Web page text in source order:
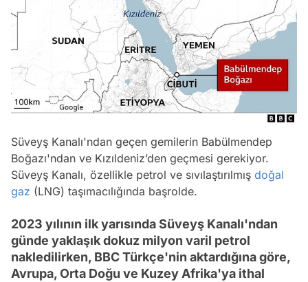
Süveyş Kanalı'ndan geçen gemilerin Babülmendep
Boğazı'ndan ve Kızıldeniz’den geçmesi gerekiyor.
Süveyş Kanalı, özellikle petrol ve sıvılaştırılmış doğal
gaz (LNG) taşımacılığında başrolde.
2023 yılının ilk yarısında Süveyş Kanalı'ndan
günde yaklaşık dokuz milyon varil petrol
nakledilirken, BBC Türkçe'nin aktardığına göre,
Avrupa, Orta Doğu ve Kuzey Afrika'ya ithal